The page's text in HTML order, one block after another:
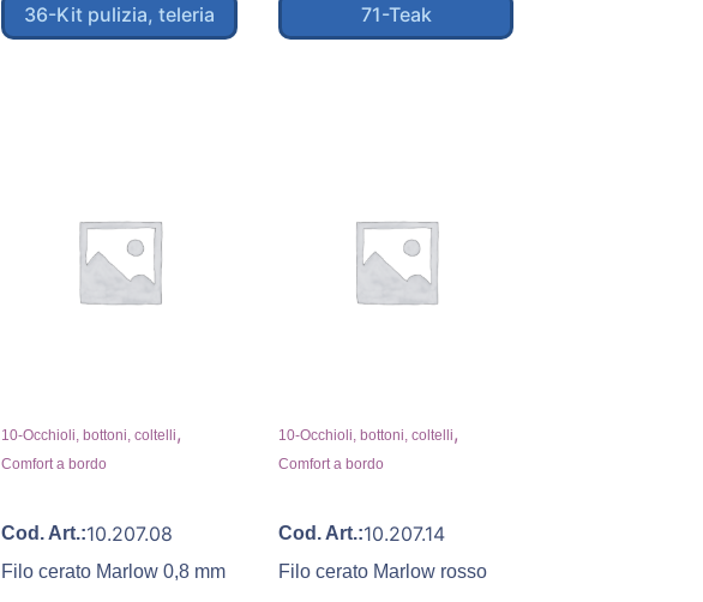
36-Kit pulizia, teleria 71-Teak
10-Occhioli, bottoni, coltelli,
Comfort a bordo
Cod. Art.:10.207.08
Filo cerato Marlow 0,8 mm
10-Occhioli, bottoni, coltelli,
Comfort a bordo
Cod. Art.:10.207.14
Filo cerato Marlow rosso